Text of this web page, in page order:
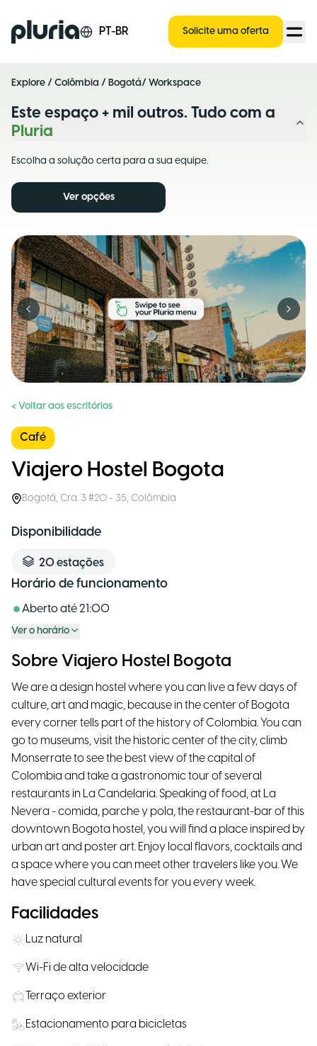
Logo Pluria PT-BR Solicite uma oferta
Explore / Colômbia / Bogotá/ Workspace
Este espaço + mil outros. Tudo com a
Pluria
Escolha a solução certa para a sua equipe.
Ver opções
Previous slide Next
< Voltar aos escritórios
Café
Viajero Hostel Bogota
Bogotá, Cra. 3 #20 - 35, Colômbia
Disponibilidade
20estações
Horário de funcionamento
Aberto até21:00
Ver o horário
Sobre Viajero Hostel Bogota
We are a design hostel where you can live a few days of
culture, art and magic, because in the center of Bogota
every corner tells part of the history of Colombia. You can
go to museums, visit the historic center of the city, climb
Monserrate to see the best view of the capital of
Colombia and take a gastronomic tour of several
restaurants in La Candelaria. Speaking of food, at La
Nevera - comida, parche y pola, the restaurant-bar of this
downtown Bogota hostel, you will find a place inspired by
urban art and poster art. Enjoy local flavors, cocktails and
a space where you can meet other travelers like you. We
have special cultural events for you every week.
Facilidades
Luz natural
Wi-Fi de alta velocidade
Terraço exterior
Estacionamento para bicicletas